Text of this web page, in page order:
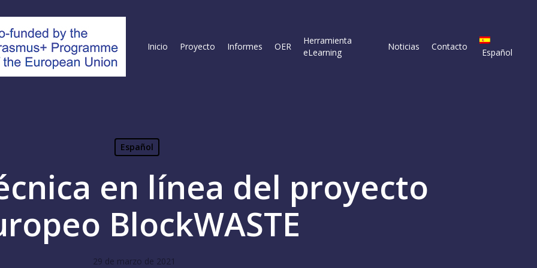
Inicio Proyecto Informes OER
Herramienta
eLearning
Noticias Contacto
Español
Español
en línea del proyecto
BlockWASTE
29 de marzo de 2021